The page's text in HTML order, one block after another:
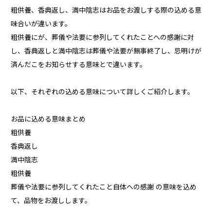
粗供養、香典返し、満中陰志はお品をお渡しする際の込める意
味合いが違います。
粗供養にが、葬儀や法要に参列してくれたことへの感謝に対
し、香典返しと満中陰志は葬儀や法要が無事終了し、忌明けが
済んだこをお知らせする意味とで違います。
以下、それぞれの込める意味について詳しくご紹介します。
お品に込める意味まとめ
粗供養
香典返し
満中陰志
粗供養
葬儀や法要に参列してくれたこと自体への感謝 の意味を込め
て、品物をお渡しします。